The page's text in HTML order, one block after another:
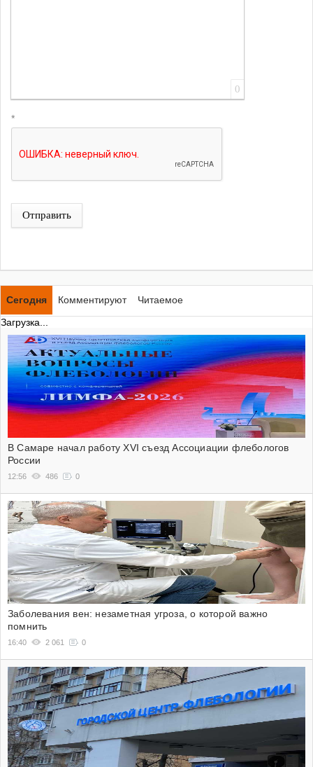
0
*
Отправить
Сегодня Комментируют
Читаемое
Загрузка...
В Самаре начал работу XVI съезд Ассоциации флебологов
России
12:56 486 0
Заболевания вен: незаметная угроза, о которой важно
помнить
16:40 2 061 0